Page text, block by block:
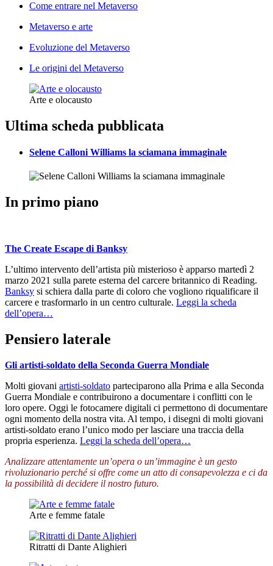
Come entrare nel Metaverso
Metaverso e arte
Evoluzione del Metaverso
Le origini del Metaverso
Arte e olocausto
Ultima scheda pubblicata
Selene Calloni Williams la sciamana immaginale
In primo piano
The Create Escape di Banksy
L’ultimo intervento dell’artista più misterioso è apparso martedì 2
marzo 2021 sulla parete esterna del carcere britannico di Reading.
Banksy si schiera dalla parte di coloro che vogliono riqualificare il
carcere e trasformarlo in un centro culturale. Leggi la scheda
dell’opera…
Pensiero laterale
Gli artisti-soldato della Seconda Guerra Mondiale
Molti giovani artisti-soldato parteciparono alla Prima e alla Seconda
Guerra Mondiale e contribuirono a documentare i conflitti con le
loro opere. Oggi le fotocamere digitali ci permettono di documentare
ogni momento della nostra vita. Al tempo, i disegni di molti giovani
artisti-soldato erano l’unico modo per lasciare una traccia della
propria esperienza. Leggi la scheda dell’opera…
Analizzare attentamente un’opera o un’immagine è un gesto
rivoluzionario perché si offre come un atto di consapevolezza e ci da
la possibilità di decidere il nostro futuro.
Arte e femme fatale
Ritratti di Dante Alighieri